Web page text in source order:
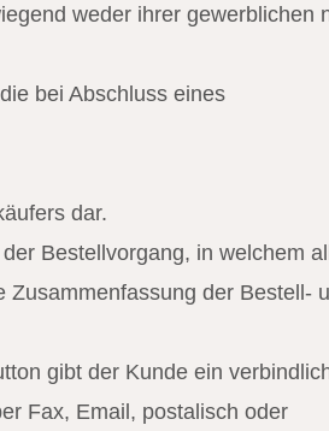
weder ihrer gewerblichen
bei Abschluss eines
dar.
Bestellvorgang, in welchem
der Bestell-
gibt der Kunde ein
Fax, Email, postalisch oder